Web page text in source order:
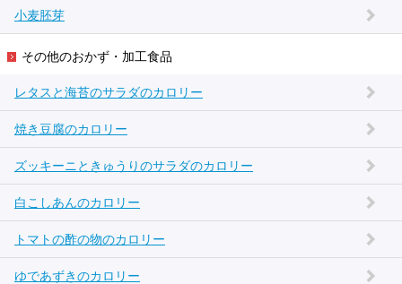
小麦胚芽
その他のおかず・加工食品
レタスと海苔のサラダのカロリー
焼き豆腐のカロリー
ズッキーニときゅうりのサラダのカロリー
白こしあんのカロリー
トマトの酢の物のカロリー
ゆであずきのカロリー